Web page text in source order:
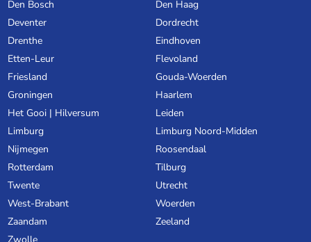
Den Bosch
Den Haag
Deventer
Dordrecht
Drenthe
Eindhoven
Etten-Leur
Flevoland
Friesland
Gouda-Woerden
Groningen
Haarlem
Het Gooi | Hilversum
Leiden
Limburg
Limburg Noord-Midden
Nijmegen
Roosendaal
Rotterdam
Tilburg
Twente
Utrecht
West-Brabant
Woerden
Zaandam
Zeeland
Zwolle